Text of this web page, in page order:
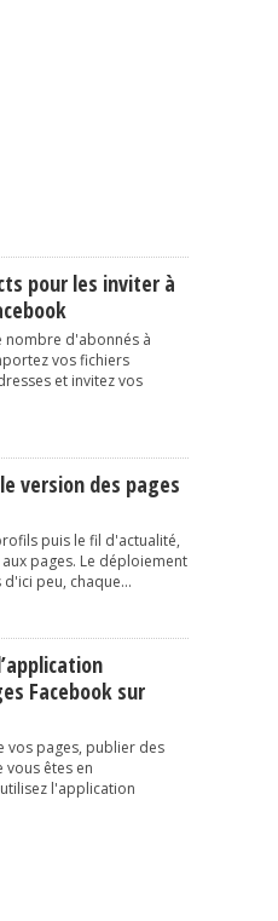
pour les inviter à
nombre d'abonnés à
vos fichiers
et invitez vos
version des pages
puis le fil d'actualité,
pages. Le déploiement
peu, chaque...
Facebook sur
vos pages, publier des
êtes en
l'application